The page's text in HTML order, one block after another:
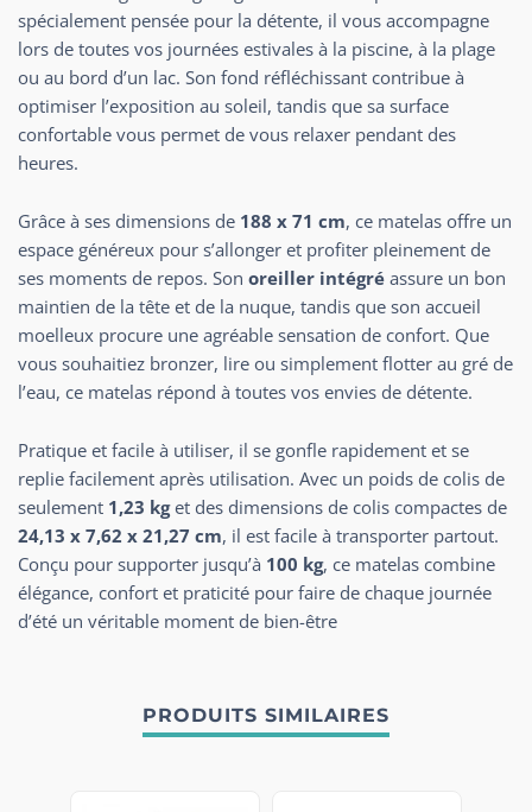
spécialement pensée pour la détente, il vous accompagne
lors de toutes vos journées estivales à la piscine, à la plage
ou au bord d’un lac. Son fond réfléchissant contribue à
optimiser l’exposition au soleil, tandis que sa surface
confortable vous permet de vous relaxer pendant des
heures.
Grâce à ses dimensions de 188 x 71 cm, ce matelas offre un
espace généreux pour s’allonger et profiter pleinement de
ses moments de repos. Son oreiller intégré assure un bon
maintien de la tête et de la nuque, tandis que son accueil
moelleux procure une agréable sensation de confort. Que
vous souhaitiez bronzer, lire ou simplement flotter au gré de
l’eau, ce matelas répond à toutes vos envies de détente.
Pratique et facile à utiliser, il se gonfle rapidement et se
replie facilement après utilisation. Avec un poids de colis de
seulement 1,23 kget des dimensions de colis compactes de
24,13 x 7,62 x 21,27 cm, il est facile à transporter partout.
Conçu pour supporter jusqu’à 100 kg, ce matelas combine
élégance, confort et praticité pour faire de chaque journée
d’été un véritable moment de bien-être
PRODUITS SIMILAIRES